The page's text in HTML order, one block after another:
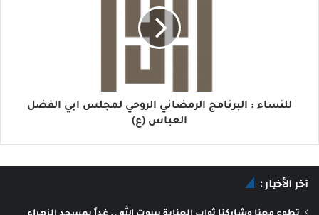
للنساء : البرنامج الرمضاني الروحي لمجلس ابي الفضل
العباس (ع)
آخر الأخبار :